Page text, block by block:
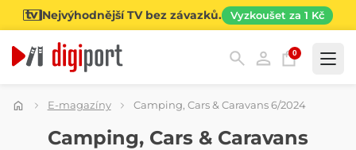
Nejvýhodnější TV bez závazků. Vyzkoušet za 1 Kč
0
Kategorie
E-magazíny Camping, Cars & Caravans 6/2024
ČASOPISCamping, Cars & Caravans